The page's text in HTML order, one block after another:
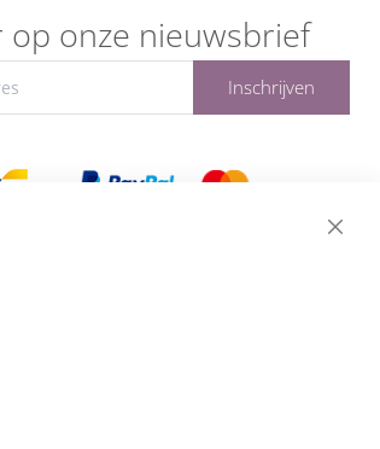
op onze nieuwsbrief
Inschrijven